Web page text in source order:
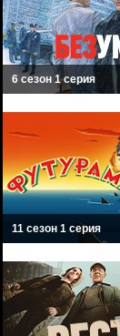
6 сезон 1 серия
11 сезон 1 серия